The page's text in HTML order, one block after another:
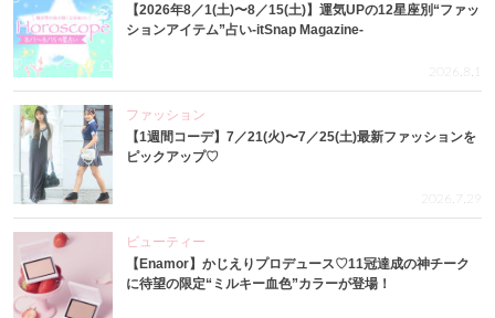
【2026年8／1(土)〜8／15(土)】運気UPの12星座別“ファッ
ションアイテム”占い-itSnap Magazine-
2026.8.1
ファッション
【1週間コーデ】7／21(火)〜7／25(土)最新ファッションを
ピックアップ♡
2026.7.29
ビューティー
【Enamor】かじえりプロデュース♡11冠達成の神チーク
に待望の限定“ミルキー血色”カラーが登場！